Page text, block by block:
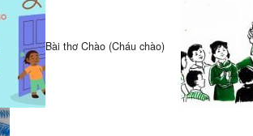
Bài thơ Chào (Cháu chào)